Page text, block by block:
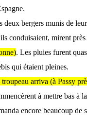
deux bergers munis de
conduisaient, mirent
. Les pluies furent
qui étaient pleines.
troupeau arriva (à Passy
à mettre bas à
encore beaucoup de